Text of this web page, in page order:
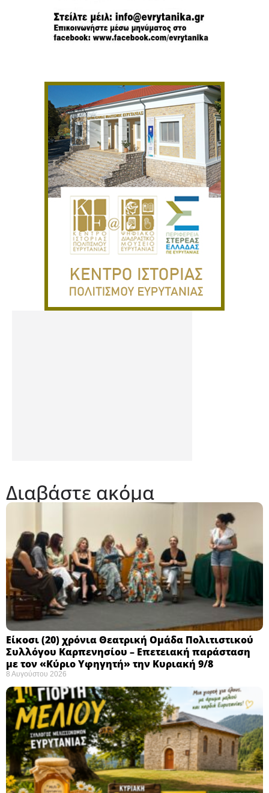
Διαβάστε ακόμα
Eίκοσι (20) χρόνια Θεατρική Ομάδα Πολιτιστικού
Συλλόγου Καρπενησίου – Επετειακή παράσταση
με τον «Κύριο Υφηγητή» την Κυριακή 9/8
8 Αυγούστου 2026